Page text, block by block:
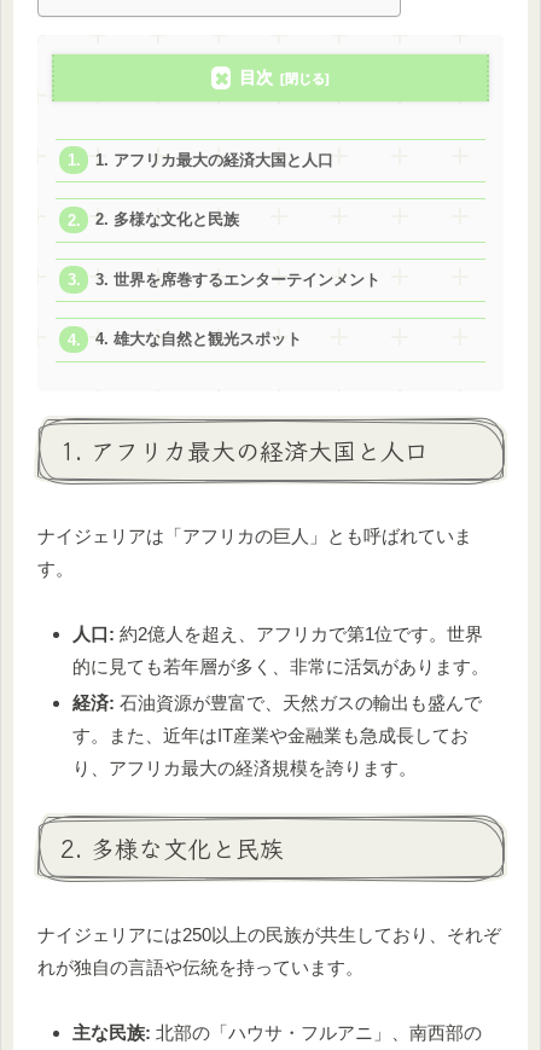
目次
1. アフリカ最大の経済大国と人口
2. 多様な文化と民族
3. 世界を席巻するエンターテインメント
4. 雄大な自然と観光スポット
1. アフリカ最大の経済大国と人口
ナイジェリアは「アフリカの巨人」とも呼ばれていま
す。
人口: 約2億人を超え、アフリカで第1位です。世界
的に見ても若年層が多く、非常に活気があります。
経済: 石油資源が豊富で、天然ガスの輸出も盛んで
す。また、近年はIT産業や金融業も急成長してお
り、アフリカ最大の経済規模を誇ります。
2. 多様な文化と民族
ナイジェリアには250以上の民族が共生しており、それぞ
れが独自の言語や伝統を持っています。
主な民族: 北部の「ハウサ・フルアニ」、南西部の